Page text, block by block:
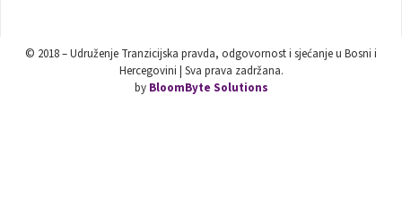
© 2018 – Udruženje Tranzicijska pravda, odgovornost i sjećanje u Bosni i
Hercegovini | Sva prava zadržana.
by BloomByte Solutions